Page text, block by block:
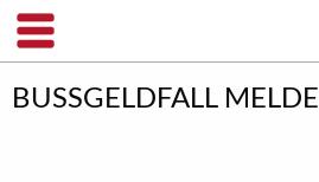
BUSSGELDFALL MELDEN